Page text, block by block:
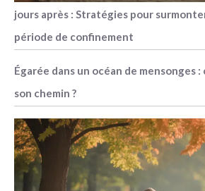
jours après : Stratégies pour
période de confinement
Égarée dans un océan de mensonges
son chemin ?